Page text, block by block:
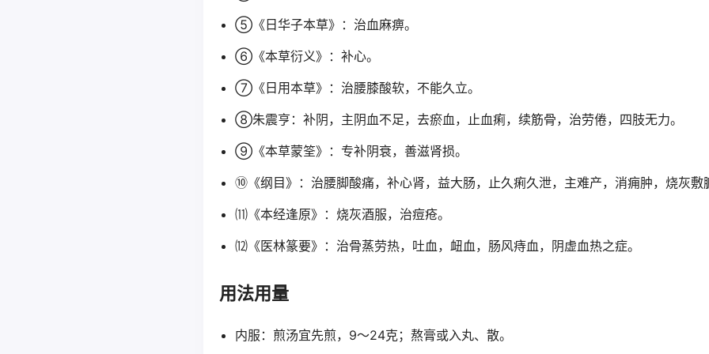
⑤《日华子本草》：治血麻痹。
⑥《本草衍义》：补心。
⑦《日用本草》：治腰膝酸软，不能久立。
⑧朱震亨：补阴，主阴血不足，去瘀血，止血痢，续筋骨，治劳倦，四肢无力。
⑨《本草蒙筌》：专补阴衰，善滋肾损。
⑩《纲目》：治腰脚酸痛，补心肾，益大肠，止久痢久泄，主难产，消痈肿，烧灰敷
⑾《本经逢原》：烧灰酒服，治痘疮。
⑿《医林篆要》：治骨蒸劳热，吐血，衄血，肠风痔血，阴虚血热之症。
用法用量
内服：煎汤宜先煎，9～24克；熬膏或入丸、散。